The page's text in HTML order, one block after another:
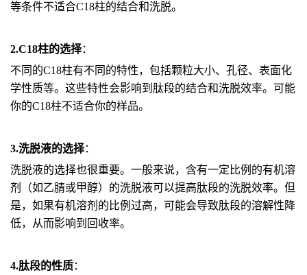
等条件不适合C18柱的结合和洗脱。
2.C18柱的选择：
不同的C18柱有不同的特性，包括颗粒大小、孔径、表面化
学性质等。这些特性会影响到肽段的结合和洗脱效率。可能
你的C18柱不适合你的样品。
3.洗脱液的选择：
洗脱液的选择也很重要。一般来说，含有一定比例的有机溶
剂（如乙腈或甲醇）的洗脱液可以提高肽段的洗脱效率。但
是，如果有机溶剂的比例过高，可能会导致肽段的溶解性降
低，从而影响到回收率。
4.肽段的性质：